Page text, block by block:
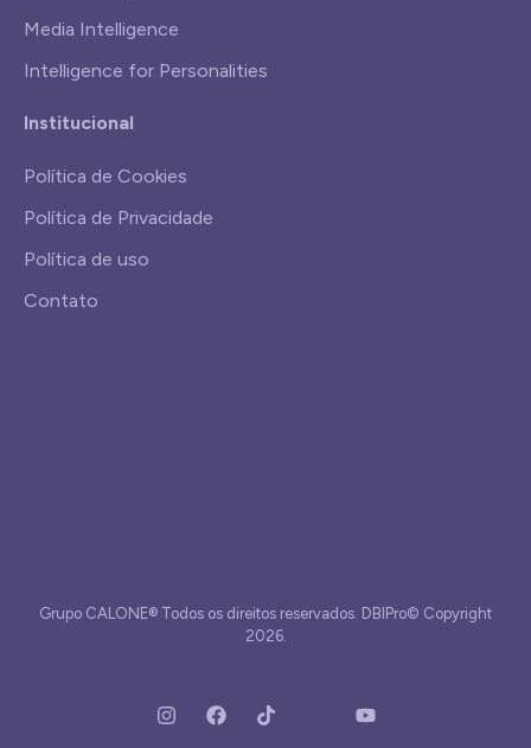
Media Intelligence
Intelligence for Personalities
Institucional
Política de Cookies
Política de Privacidade
Política de uso
Contato
Grupo CALONE® Todos os direitos reservados. DBIPro© Copyright
2026.